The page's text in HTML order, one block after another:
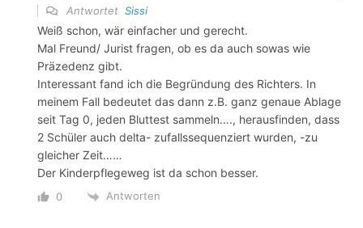
Antwortet Sissi
Weiß schon, wär einfacher und gerecht.
Mal Freund/ Jurist fragen, ob es da auch sowas wie
Präzedenz gibt.
Interessant fand ich die Begründung des Richters. In
meinem Fall bedeutet das dann z.B. ganz genaue Ablage
seit Tag 0, jeden Bluttest sammeln…., herausfinden, dass
2 Schüler auch delta- zufallssequenziert wurden, -zu
gleicher Zeit……
Der Kinderpflegeweg ist da schon besser.
0 Antworten